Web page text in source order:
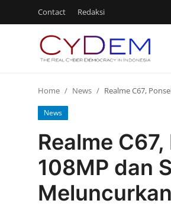
Contact Redaksi
Login
Register
Contact
Redaksi
Home News Realme C67,
News
Realme
108MP dan